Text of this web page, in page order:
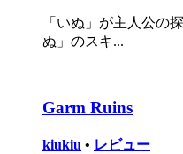
「いぬ」が主人公の
ぬ」のスキ...
Garm Ruins
kiukiu • レビュー